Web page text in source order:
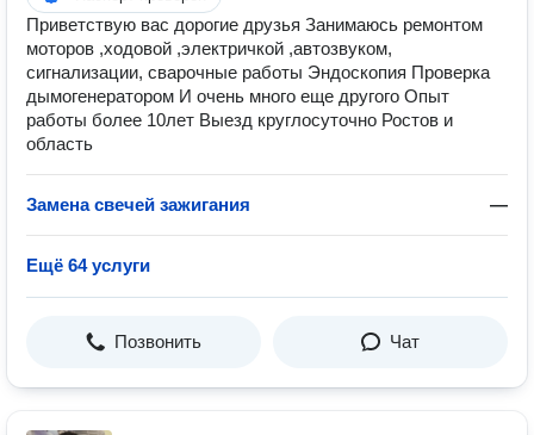
Приветствую вас дорогие друзья Занимаюсь ремонтом
моторов ,ходовой ,электричкой ,автозвуком,
сигнализации, сварочные работы Эндоскопия Проверка
дымогенератором И очень много еще другого Опыт
работы более 10лет Выезд круглосуточно Ростов и
область
Замена свечей зажигания —
Ещё 64 услуги
Позвонить Чат